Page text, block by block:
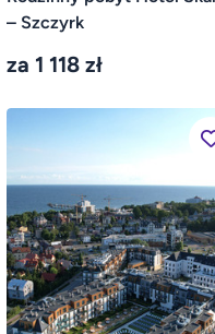
– Szczyrk
za 1 118 zł